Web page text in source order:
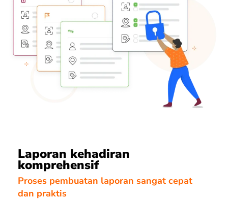
Laporan kehadiran
komprehensif
Proses pembuatan laporan sangat cepat
dan praktis